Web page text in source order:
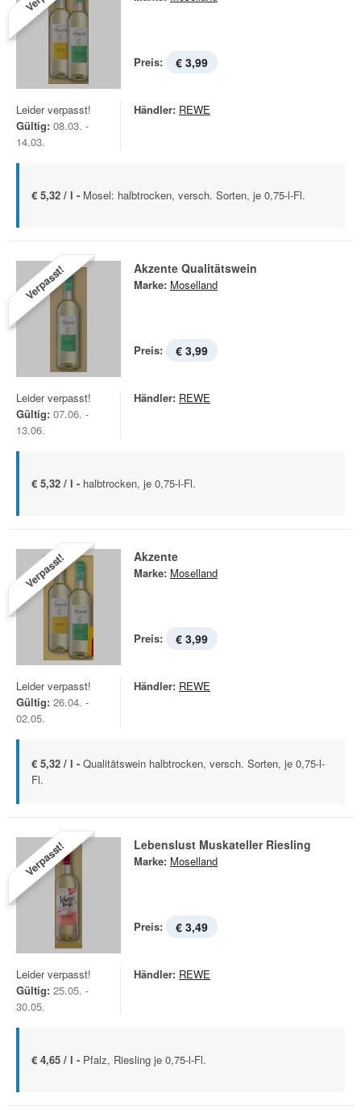
Preis: € 3,99
Leider verpasst!
Gültig: 08.03. -
14.03.
Händler: REWE
€ 5,32 / l - Mosel: halbtrocken, versch. Sorten, je 0,75-l-Fl.
Verpasst! Akzente Qualitätswein
Marke: Moselland
Preis: € 3,99
Leider verpasst!
Gültig: 07.06. -
13.06.
Händler: REWE
€ 5,32 / l - halbtrocken, je 0,75-l-Fl.
Verpasst! Akzente
Marke: Moselland
Preis: € 3,99
Leider verpasst!
Gültig: 26.04. -
02.05.
Händler: REWE
€ 5,32 / l - Qualitätswein halbtrocken, versch. Sorten, je 0,75-l-
Fl.
Verpasst! Lebenslust Muskateller Riesling
Marke: Moselland
Preis: € 3,49
Leider verpasst!
Gültig: 25.05. -
30.05.
Händler: REWE
€ 4,65 / l - Pfalz, Riesling je 0,75-l-Fl.